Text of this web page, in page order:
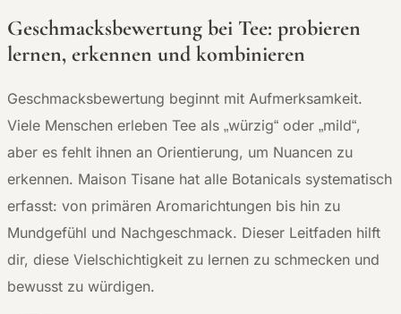
Geschmacksbewertung bei Tee: probieren
lernen, erkennen und kombinieren
Geschmacksbewertung beginnt mit Aufmerksamkeit.
Viele Menschen erleben Tee als „würzig“ oder „mild“,
aber es fehlt ihnen an Orientierung, um Nuancen zu
erkennen. Maison Tisane hat alle Botanicals systematisch
erfasst: von primären Aromarichtungen bis hin zu
Mundgefühl und Nachgeschmack. Dieser Leitfaden hilft
dir, diese Vielschichtigkeit zu lernen zu schmecken und
bewusst zu würdigen.